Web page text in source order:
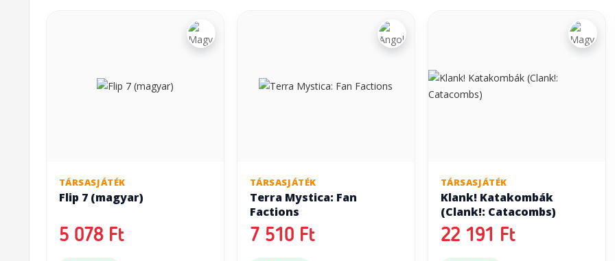
TÁRSASJÁTÉK
Flip 7 (magyar)
5 078 Ft
TÁRSASJÁTÉK
Terra Mystica: Fan
Factions
7 510 Ft
TÁRSASJÁTÉK
Klank! Katakombák
(Clank!: Catacombs)
22 191 Ft